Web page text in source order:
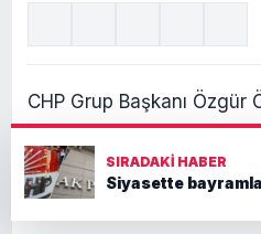
CHP Grup Başkanı Özgür
Başkanı Kemal
kurultay sürecine ilişkin
verdi.
SIRADAKI HABER
Siyasette